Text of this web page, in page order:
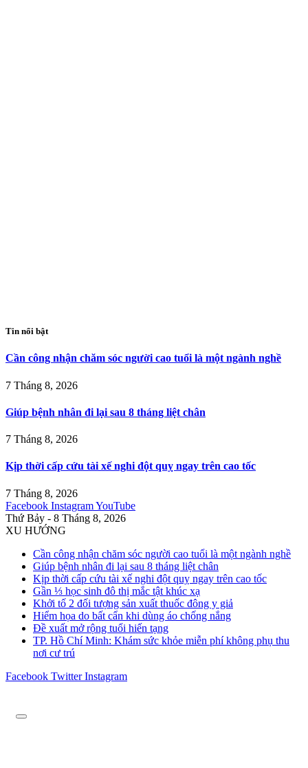
Tin nổi bật
Cần công nhận chăm sóc người cao tuổi là một ngành nghề
7 Tháng 8, 2026
Giúp bệnh nhân đi lại sau 8 tháng liệt chân
7 Tháng 8, 2026
Kịp thời cấp cứu tài xế nghi đột quỵ ngay trên cao tốc
7 Tháng 8, 2026
Facebook InstagramYouTube
Thứ Bảy - 8 Tháng 8, 2026
XU HƯỚNG
Cần công nhận chăm sóc người cao tuổi là một ngành nghề
Giúp bệnh nhân đi lại sau 8 tháng liệt chân
Kịp thời cấp cứu tài xế nghi đột quỵ ngay trên cao tốc
Gần ⅓ học sinh đô thị mắc tật khúc xạ
Khởi tố 2 đối tượng sản xuất thuốc đông y giả
Hiểm họa do bất cẩn khi dùng áo chống nắng
Đề xuất mở rộng tuổi hiến tạng
TP. Hồ Chí Minh: Khám sức khỏe miễn phí không phụ thu
nơi cư trú
Facebook Twitter Instagram